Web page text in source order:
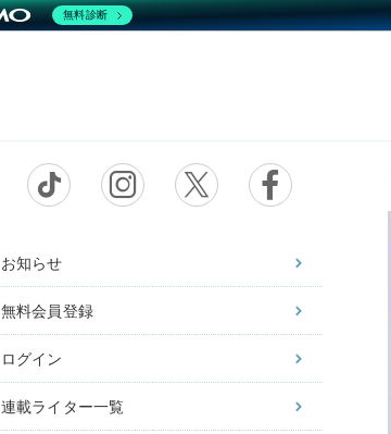
お知らせ
無料会員登録
ログイン
連載ライター一覧
無料診断